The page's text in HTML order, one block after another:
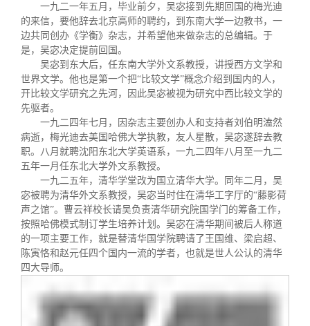
一九二一年五月，毕业前夕，吴宓接到先期回国的梅光迪
的来信，要他辞去北京高师的聘约，到东南大学一边教书，一
边共同创办《学衡》杂志，并希望他来做杂志的总编辑。于
是，吴宓决定提前回国。
吴宓到东大后，任东南大学外文系教授，讲授西方文学和
世界文学。他也是第一个把“ 比较文学”概念介绍到国内的人，
开比较文学研究之先河，因此吴宓被视为研究中西比较文学的
先驱者。
一九二四年七月，因杂志主要创办人和支持者刘伯明溘然
病逝，梅光迪去美国哈佛大学执教，友人星散，吴宓遂辞去教
职。八月就聘沈阳东北大学英语系，一九二四年八月至一九二
五年一月任东北大学外文系教授。
一九二五年，清华学堂改为国立清华大学。同年二月，吴
宓被聘为清华外文系教授，吴宓当时住在清华工字厅的“藤影荷
声之馆”。曹云祥校长请吴负责清华研究院国学门的筹备工作，
按照哈佛模式制订学生培养计划。吴宓在清华期间被后人称道
的一项主要工作，就是替清华国学院聘请了王国维、梁启超、
陈寅恪和赵元任四个国内一流的学者，也就是世人公认的清华
四大导师。